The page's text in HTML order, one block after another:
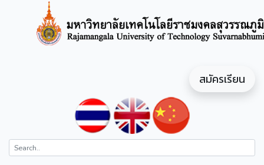
สมัครเรียน